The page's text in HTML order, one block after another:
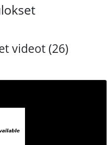
videot (26)